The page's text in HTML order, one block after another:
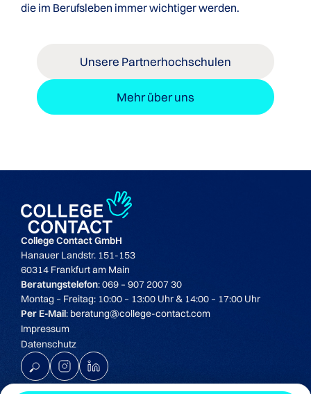
die im Berufsleben immer wichtiger werden.
Unsere Partnerhochschulen
Mehr über uns
College Contact GmbH
Hanauer Landstr. 151-153
60314 Frankfurt am Main
Beratungstelefon: 069 – 907 2007 30
Montag – Freitag: 10:00 – 13:00 Uhr & 14:00 – 17:00 Uhr
Per E-Mail: beratung@college-contact.com
Impressum
Datenschutz